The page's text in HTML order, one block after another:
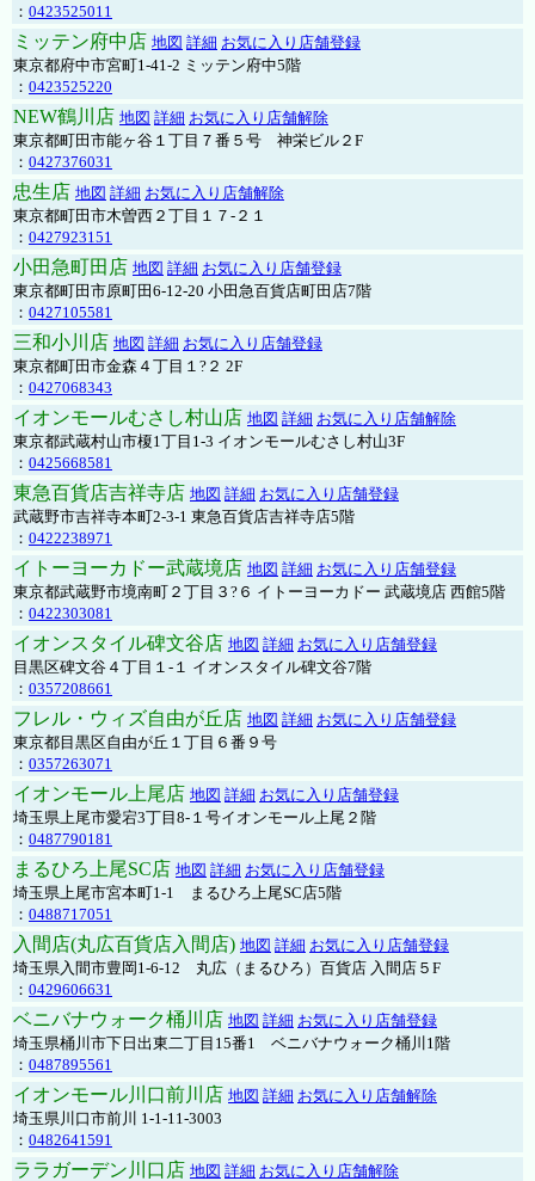
： 0423525011
ミッテン府中店 地図 詳細 お気に入り店舗登録
東京都府中市宮町1-41-2 ミッテン府中5階
： 0423525220
NEW鶴川店 地図 詳細 お気に入り店舗解除
東京都町田市能ヶ谷１丁目７番５号 神栄ビル２F
： 0427376031
忠生店 地図 詳細 お気に入り店舗解除
東京都町田市木曽西２丁目１７-２１
： 0427923151
小田急町田店 地図 詳細 お気に入り店舗登録
東京都町田市原町田6-12-20 小田急百貨店町田店7階
： 0427105581
三和小川店 地図 詳細 お気に入り店舗登録
東京都町田市金森４丁目１?２ 2F
： 0427068343
イオンモールむさし村山店 地図 詳細 お気に入り店舗解除
東京都武蔵村山市榎1丁目1-3 イオンモールむさし村山3F
： 0425668581
東急百貨店吉祥寺店 地図 詳細 お気に入り店舗登録
武蔵野市吉祥寺本町2-3-1 東急百貨店吉祥寺店5階
： 0422238971
イトーヨーカドー武蔵境店 地図 詳細 お気に入り店舗登録
東京都武蔵野市境南町２丁目３?６ イトーヨーカドー 武蔵境店 西館5階
： 0422303081
イオンスタイル碑文谷店 地図 詳細 お気に入り店舗登録
目黒区碑文谷４丁目１-１ イオンスタイル碑文谷7階
： 0357208661
フレル・ウィズ自由が丘店 地図 詳細 お気に入り店舗登録
東京都目黒区自由が丘１丁目６番９号
： 0357263071
イオンモール上尾店 地図 詳細 お気に入り店舗登録
埼玉県上尾市愛宕3丁目8-１号イオンモール上尾２階
： 0487790181
まるひろ上尾SC店 地図 詳細 お気に入り店舗登録
埼玉県上尾市宮本町1-1 まるひろ上尾SC店5階
： 0488717051
入間店(丸広百貨店入間店) 地図 詳細 お気に入り店舗登録
埼玉県入間市豊岡1-6-12 丸広（まるひろ）百貨店 入間店５F
： 0429606631
ベニバナウォーク桶川店 地図 詳細 お気に入り店舗登録
埼玉県桶川市下日出東二丁目15番1 ベニバナウォーク桶川1階
： 0487895561
イオンモール川口前川店 地図 詳細 お気に入り店舗解除
埼玉県川口市前川 1-1-11-3003
： 0482641591
ララガーデン川口店 地図 詳細 お気に入り店舗解除